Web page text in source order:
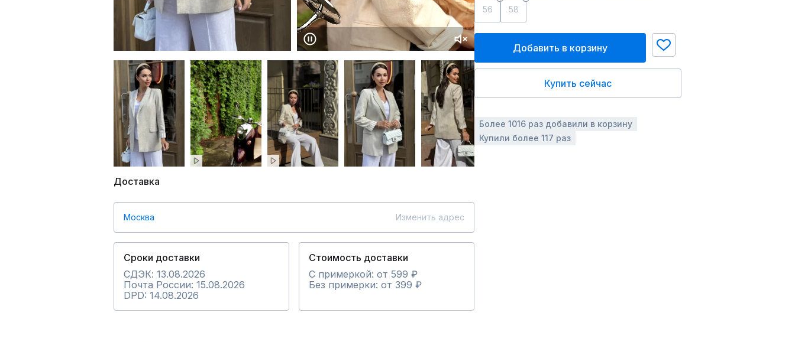
Доставка
Москва Изменить адрес
Сроки доставки
СДЭК: 13.08.2026
Почта России: 15.08.2026
DPD: 14.08.2026
Стоимость доставки
С примеркой: от 599 ₽
Без примерки: от 399 ₽
56 58
Добавить в корзину
Купить сейчас
Более 1016 раз добавили в корзину
Купили более 117 раз